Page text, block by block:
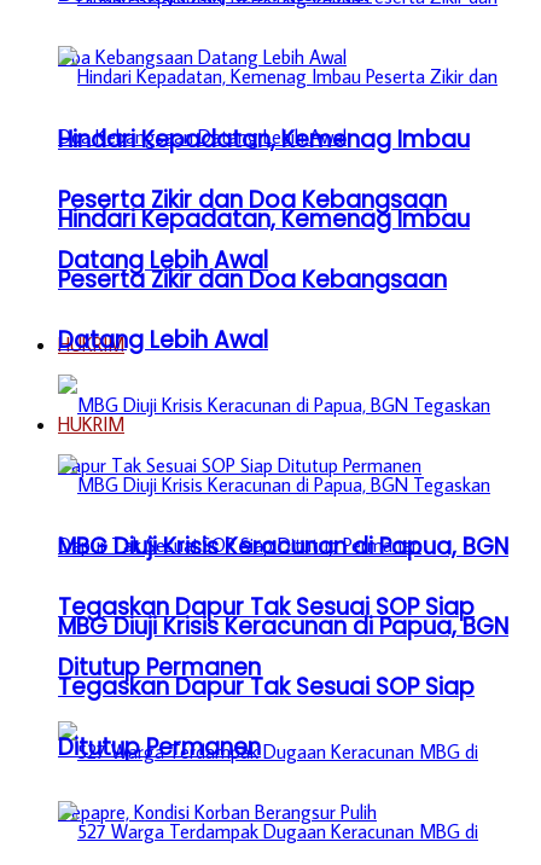
Hindari Kepadatan, Kemenag Imbau
Peserta Zikir dan Doa Kebangsaan
Datang Lebih Awal
HUKRIM
MBG Diuji Krisis Keracunan di Papua, BGN
Tegaskan Dapur Tak Sesuai SOP Siap
Ditutup Permanen
Hindari Kepadatan, Kemenag Imbau
Peserta Zikir dan Doa Kebangsaan
Datang Lebih Awal
HUKRIM
MBG Diuji Krisis Keracunan di Papua, BGN
Tegaskan Dapur Tak Sesuai SOP Siap
Ditutup Permanen